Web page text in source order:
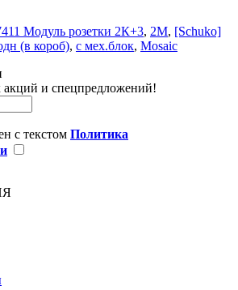
Модуль розетки 2К+3, 2М, [Schuko]
(в короб), с мех.блок, Mosaic
акций и спецпредложений!
с текстом Политика